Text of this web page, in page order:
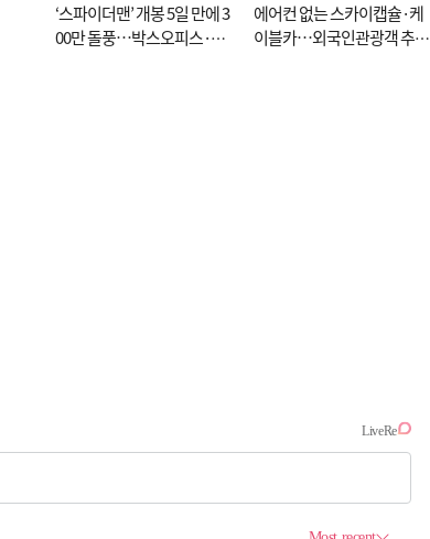
‘스파이더맨’ 개봉 5일 만에 3
00만 돌풍…박스오피스·예
에어컨 없는 스카이캡슐·케
이블카…외국인관광객 추억